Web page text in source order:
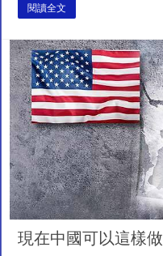
閱讀全文
現在中國可以這樣做